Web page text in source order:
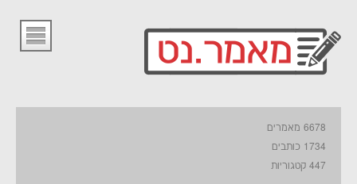
6678 מאמרים
1734 כותבים
447 קטגוריות